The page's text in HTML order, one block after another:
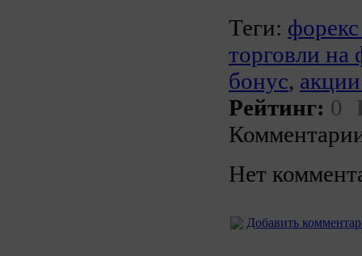
Теги:
торговли на
бонус,
Рейтинг: 0
Нет
Добавить